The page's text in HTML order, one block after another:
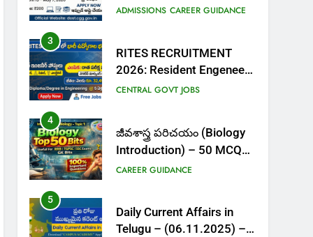
Admissions | Apply Online,
ADMISSIONS CAREER GUIDANCE
3
RITES RECRUITMENT
2026: Resident Engeneer
Posts| Salary ₹32,000+ |
CENTRAL GOVT JOBS
4
జీవశాస్త్ర పరిచయం (Biology
Introduction) – 50 MCQs
– Top Important Bits
CAREER GUIDANCE
5
Daily Current Affairs in
Telugu – (06.11.2025) –